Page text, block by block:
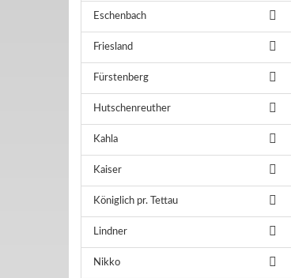
Eschenbach
Friesland
Fürstenberg
Hutschenreuther
Kahla
Kaiser
Königlich pr. Tettau
Lindner
Nikko